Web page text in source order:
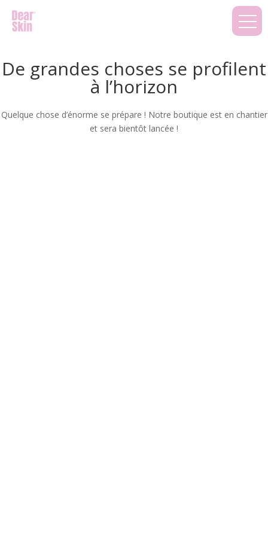
De grandes choses se profilent
à l’horizon
Quelque chose d’énorme se prépare ! Notre boutique est en chantier
et sera bientôt lancée !